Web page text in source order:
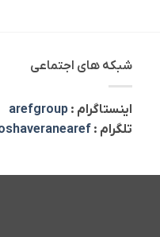
شبکه های اجتماعی
اینستاگرام : arefgroup
تلگرام :